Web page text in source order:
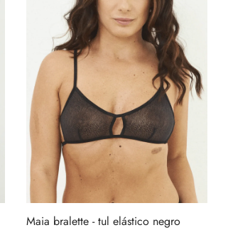
Maia bralette - tul elástico negro